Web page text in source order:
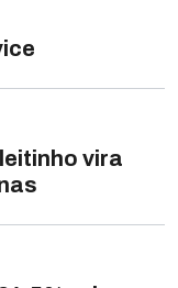
vira